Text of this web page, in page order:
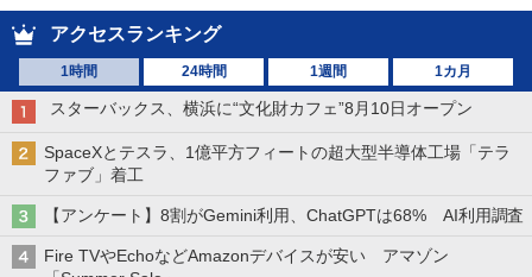
アクセスランキング
1時間 24時間 1週間 1カ月
スターバックス、横浜に“文化財カフェ”8月10日オープン
SpaceXとテスラ、1億平方フィートの超大型半導体工場「テラ
ファブ」着工
【アンケート】8割がGemini利用、ChatGPTは68% AI利用調査
Fire TVやEchoなどAmazonデバイスが安い アマゾン